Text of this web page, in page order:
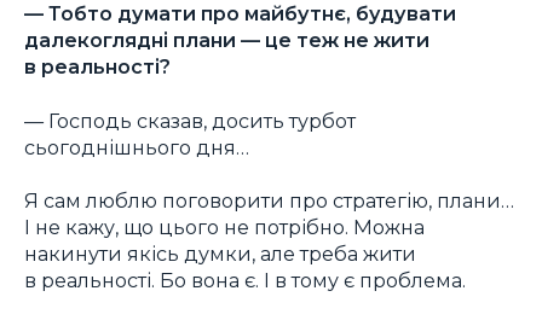
— Тобто думати про майбутнє, будувати
далекоглядні плани — це теж не жити
в реальності?
— Господь сказав, досить турбот
сьогоднішнього дня…
Я сам люблю поговорити про стратегію, плани…
І не кажу, що цього не потрібно. Можна
накинути якісь думки, але треба жити
в реальності. Бо вона є. І в тому є проблема.